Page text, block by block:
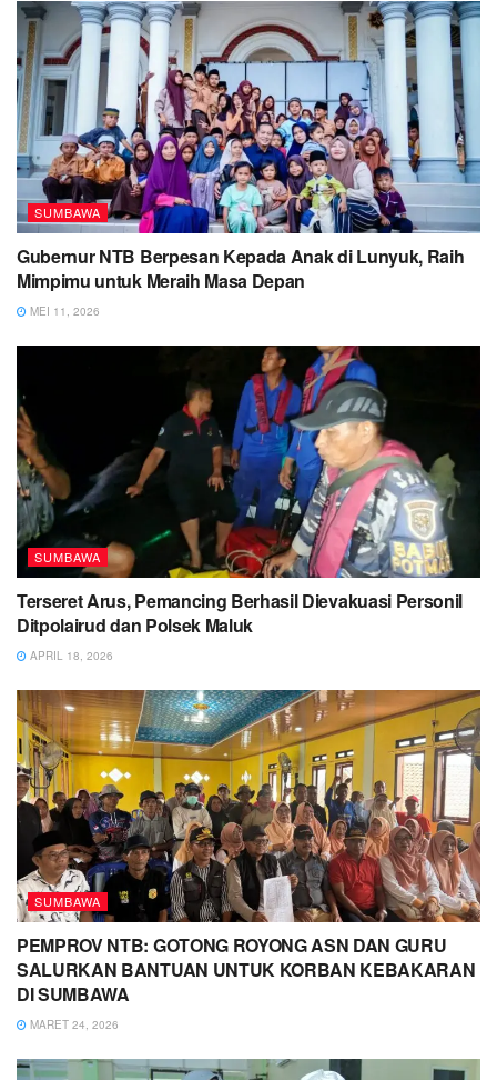
SUMBAWA
Gubernur NTB Berpesan Kepada Anak di Lunyuk, Raih
Mimpimu untuk Meraih Masa Depan
MEI 11, 2026
SUMBAWA
Terseret Arus, Pemancing Berhasil Dievakuasi Personil
Ditpolairud dan Polsek Maluk
APRIL 18, 2026
SUMBAWA
PEMPROV NTB: GOTONG ROYONG ASN DAN GURU
SALURKAN BANTUAN UNTUK KORBAN KEBAKARAN
DI SUMBAWA
MARET 24, 2026